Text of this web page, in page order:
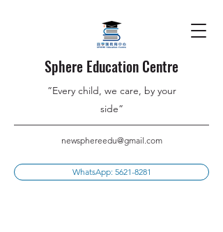
Sphere Education Centre
”Every child, we care, by your
side”
newsphereedu@gmail.com
WhatsApp: 5621-8281